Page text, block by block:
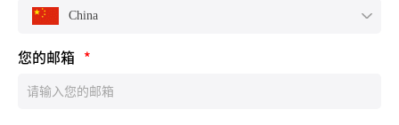
China
您的邮箱 *